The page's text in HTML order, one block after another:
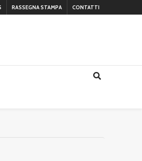
RASSEGNA STAMPA CONTATTI